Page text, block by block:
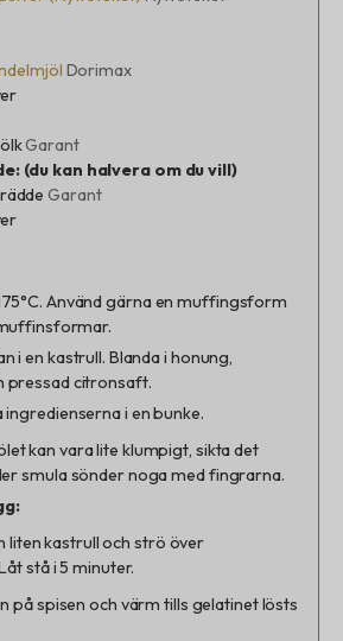
Dorimax
Garant
(du kan halvera om du vill)
Garant
Använd gärna en muffingsform
i en kastrull. Blanda i honung,
pressad citronsaft.
i en bunke.
kan vara lite klumpigt, sikta det
smula sönder noga med fingrarna.
liten kastrull och strö över
stå i 5 minuter.
på spisen och värm tills gelatinet lösts